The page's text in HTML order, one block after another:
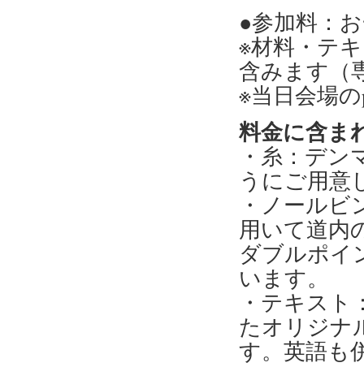
●参加料：
※材料・テ
含みます（
※当日会場
料金に含ま
・糸：デ
うにご用意
・ノール
用いて道内
ダブルポイ
います。
・テキス
たオリジナ
す。英語も